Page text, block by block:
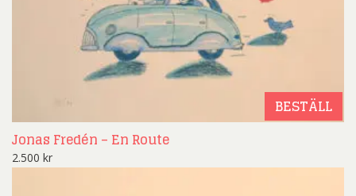
BESTÄLL
Jonas Fredén – En Route
2.500 kr